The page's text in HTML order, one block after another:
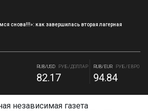
снова!!!»: как завершилась вторая лагерная
27.87 18.36
82.17 94.84
независимая газета